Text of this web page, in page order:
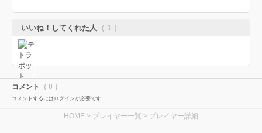
いいね！してくれた人 （ 1 ）
コメント （ 0 ）
コメントするにはログインが必要です
HOME > プレイヤー一覧 > プレイヤー詳細